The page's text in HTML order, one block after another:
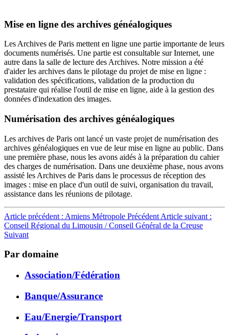
Mise en ligne des archives généalogiques
Les Archives de Paris mettent en ligne une partie importante de leurs
documents numérisés. Une partie est consultable sur Internet, une
autre dans la salle de lecture des Archives. Notre mission a été
d'aider les archives dans le pilotage du projet de mise en ligne :
validation des spécifications, validation de la production du
prestataire qui réalise l'outil de mise en ligne, aide à la gestion des
données d'indexation des images.
Numérisation des archives généalogiques
Les archives de Paris ont lancé un vaste projet de numérisation des
archives généalogiques en vue de leur mise en ligne au public. Dans
une première phase, nous les avons aidés à la préparation du cahier
des charges de numérisation. Dans une deuxième phase, nous avons
assisté les Archives de Paris dans le processus de réception des
images : mise en place d'un outil de suivi, organisation du travail,
assistance dans les réunions de pilotage.
Article précédent : Amiens Métropole Précédent Article suivant :
Conseil Régional du Limousin / Conseil Général de la Creuse
Suivant
Par domaine
Association/Fédération
Banque/Assurance
Eau/Energie/Transport